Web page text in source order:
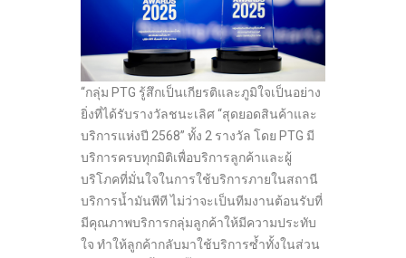
“กลุ่ม PTG รู้สึกเป็นเกียรติและภูมิใจเป็นอย่าง
ยิ่งที่ได้รับรางวัลชนะเลิศ “สุดยอดสินค้าและ
บริการแห่งปี 2568” ทั้ง 2 รางวัล โดย PTG มี
บริการครบทุกมิติเพื่อบริการลูกค้าและผู้
บริโภคที่มั่นใจในการใช้บริการภายในสถานี
บริการน้ำมันพีที ไม่ว่าจะเป็นทีมงานต้อนรับที่
มีคุณภาพบริการกลุ่มลูกค้าให้มีความประทับ
ใจ ทำให้ลูกค้ากลับมาใช้บริการซ้ำทั้งในส่วน